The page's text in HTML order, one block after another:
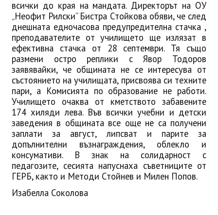
всички до края на мандата. Директорът на ОУ
„Неофит Рилски” Бистра Стойкова обяви, че след
днешната едночасова предупредителна стачка ,
преподавателите от училището ще излязат в
ефективна стачка от 28 септември. Тя също
размени остро реплики с Явор Тодоров
заявявайки, че общината не се интересува от
състоянието на училищата, присвоява си техните
пари, а Комисията по образование не работи.
Училището очаква от кметството забавените
174 хиляди лева. Във всички учебни и детски
заведения в общината все още не са получени
заплати за август, липсват и парите за
допълнителни възнаграждения, облекло и
консумативи. В знак на солидарност с
педагозите, сесията напуснаха съветниците от
ГЕРБ, както и Методи Стойнев и Милен Попов.
Изабелла Соколова